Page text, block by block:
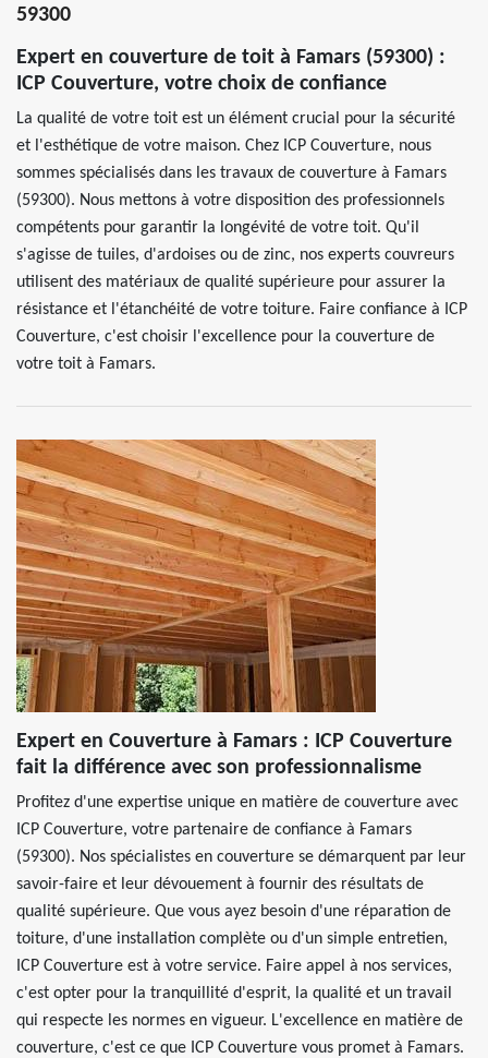
59300
Expert en couverture de toit à Famars (59300) :
ICP Couverture, votre choix de confiance
La qualité de votre toit est un élément crucial pour la sécurité
et l'esthétique de votre maison. Chez ICP Couverture, nous
sommes spécialisés dans les travaux de couverture à Famars
(59300). Nous mettons à votre disposition des professionnels
compétents pour garantir la longévité de votre toit. Qu'il
s'agisse de tuiles, d'ardoises ou de zinc, nos experts couvreurs
utilisent des matériaux de qualité supérieure pour assurer la
résistance et l'étanchéité de votre toiture. Faire confiance à ICP
Couverture, c'est choisir l'excellence pour la couverture de
votre toit à Famars.
Expert en Couverture à Famars : ICP Couverture
fait la différence avec son professionnalisme
Profitez d'une expertise unique en matière de couverture avec
ICP Couverture, votre partenaire de confiance à Famars
(59300). Nos spécialistes en couverture se démarquent par leur
savoir-faire et leur dévouement à fournir des résultats de
qualité supérieure. Que vous ayez besoin d'une réparation de
toiture, d'une installation complète ou d'un simple entretien,
ICP Couverture est à votre service. Faire appel à nos services,
c'est opter pour la tranquillité d'esprit, la qualité et un travail
qui respecte les normes en vigueur. L'excellence en matière de
couverture, c'est ce que ICP Couverture vous promet à Famars.